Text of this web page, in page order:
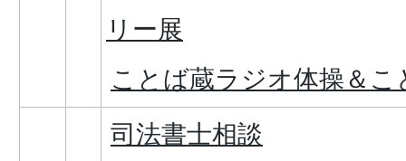
リー展
ことば蔵ラジオ体操＆こ
司法書士相談